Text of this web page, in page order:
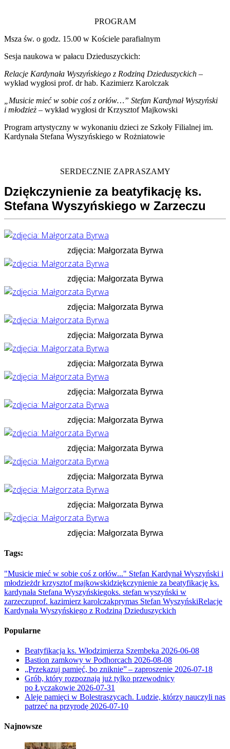
PROGRAM
Msza św. o godz. 15.00 w Kościele parafialnym
Sesja naukowa w pałacu Dzieduszyckich:
Relacje Kardynała Wyszyńskiego z Rodziną Dzieduszyckich –
wykład wygłosi prof. dr hab. Kazimierz Karolczak
„Musicie mieć w sobie coś z orłów…” Stefan Kardynał Wyszyński
i młodzież – wykład wygłosi dr Krzysztof Majkowski
Program artystyczny w wykonaniu dzieci ze Szkoły Filialnej im.
Kardynała Stefana Wyszyńskiego w Rożniatowie
SERDECZNIE ZAPRASZAMY
Dziękczynienie za beatyfikację ks.
Stefana Wyszyńskiego w Zarzeczu
zdjęcia: Małgorzata Byrwa
zdjęcia: Małgorzata Byrwa
zdjęcia: Małgorzata Byrwa
zdjęcia: Małgorzata Byrwa
zdjęcia: Małgorzata Byrwa
zdjęcia: Małgorzata Byrwa
zdjęcia: Małgorzata Byrwa
zdjęcia: Małgorzata Byrwa
zdjęcia: Małgorzata Byrwa
zdjęcia: Małgorzata Byrwa
zdjęcia: Małgorzata Byrwa
Tags:
"Musicie mieć w sobie coś z orłów..." Stefan Kardynał Wyszyński i
młodzieżdr krzysztof majkowskidziękczynienie za beatyfikację ks.
kardynała Stefana Wyszyńskiegoks. stefan wyszyński w
zarzeczuprof. kazimierz karolczakprymas Stefan WyszyńskiRelacje
Kardynała Wyszyńskiego z Rodziną Dzieduszyckich
Popularne
Beatyfikacja ks. Włodzimierza Szembeka 2026-06-08
Bastion zamkowy w Podhorcach 2026-08-08
„Przekazuj pamięć, bo zniknie” – zaproszenie 2026-07-18
Grób, który rozpoznają już tylko przewodnicy
po Łyczakowie 2026-07-31
Aleje pamięci w Bolestraszycach. Ludzie, którzy nauczyli nas
patrzeć na przyrodę 2026-07-10
Najnowsze